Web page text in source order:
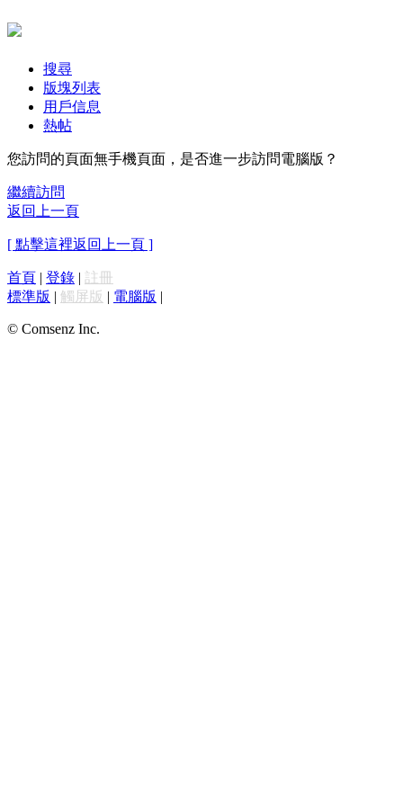
搜尋
版塊列表
用戶信息
熱帖
您訪問的頁面無手機頁面，是否進一步訪問電腦版？
繼續訪問
返回上一頁
[ 點擊這裡返回上一頁 ]
首頁 | 登錄 | 註冊
標準版 | 觸屏版 | 電腦版 |
© Comsenz Inc.